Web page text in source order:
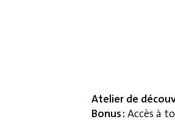
Atelier de
Bonus : Accès à